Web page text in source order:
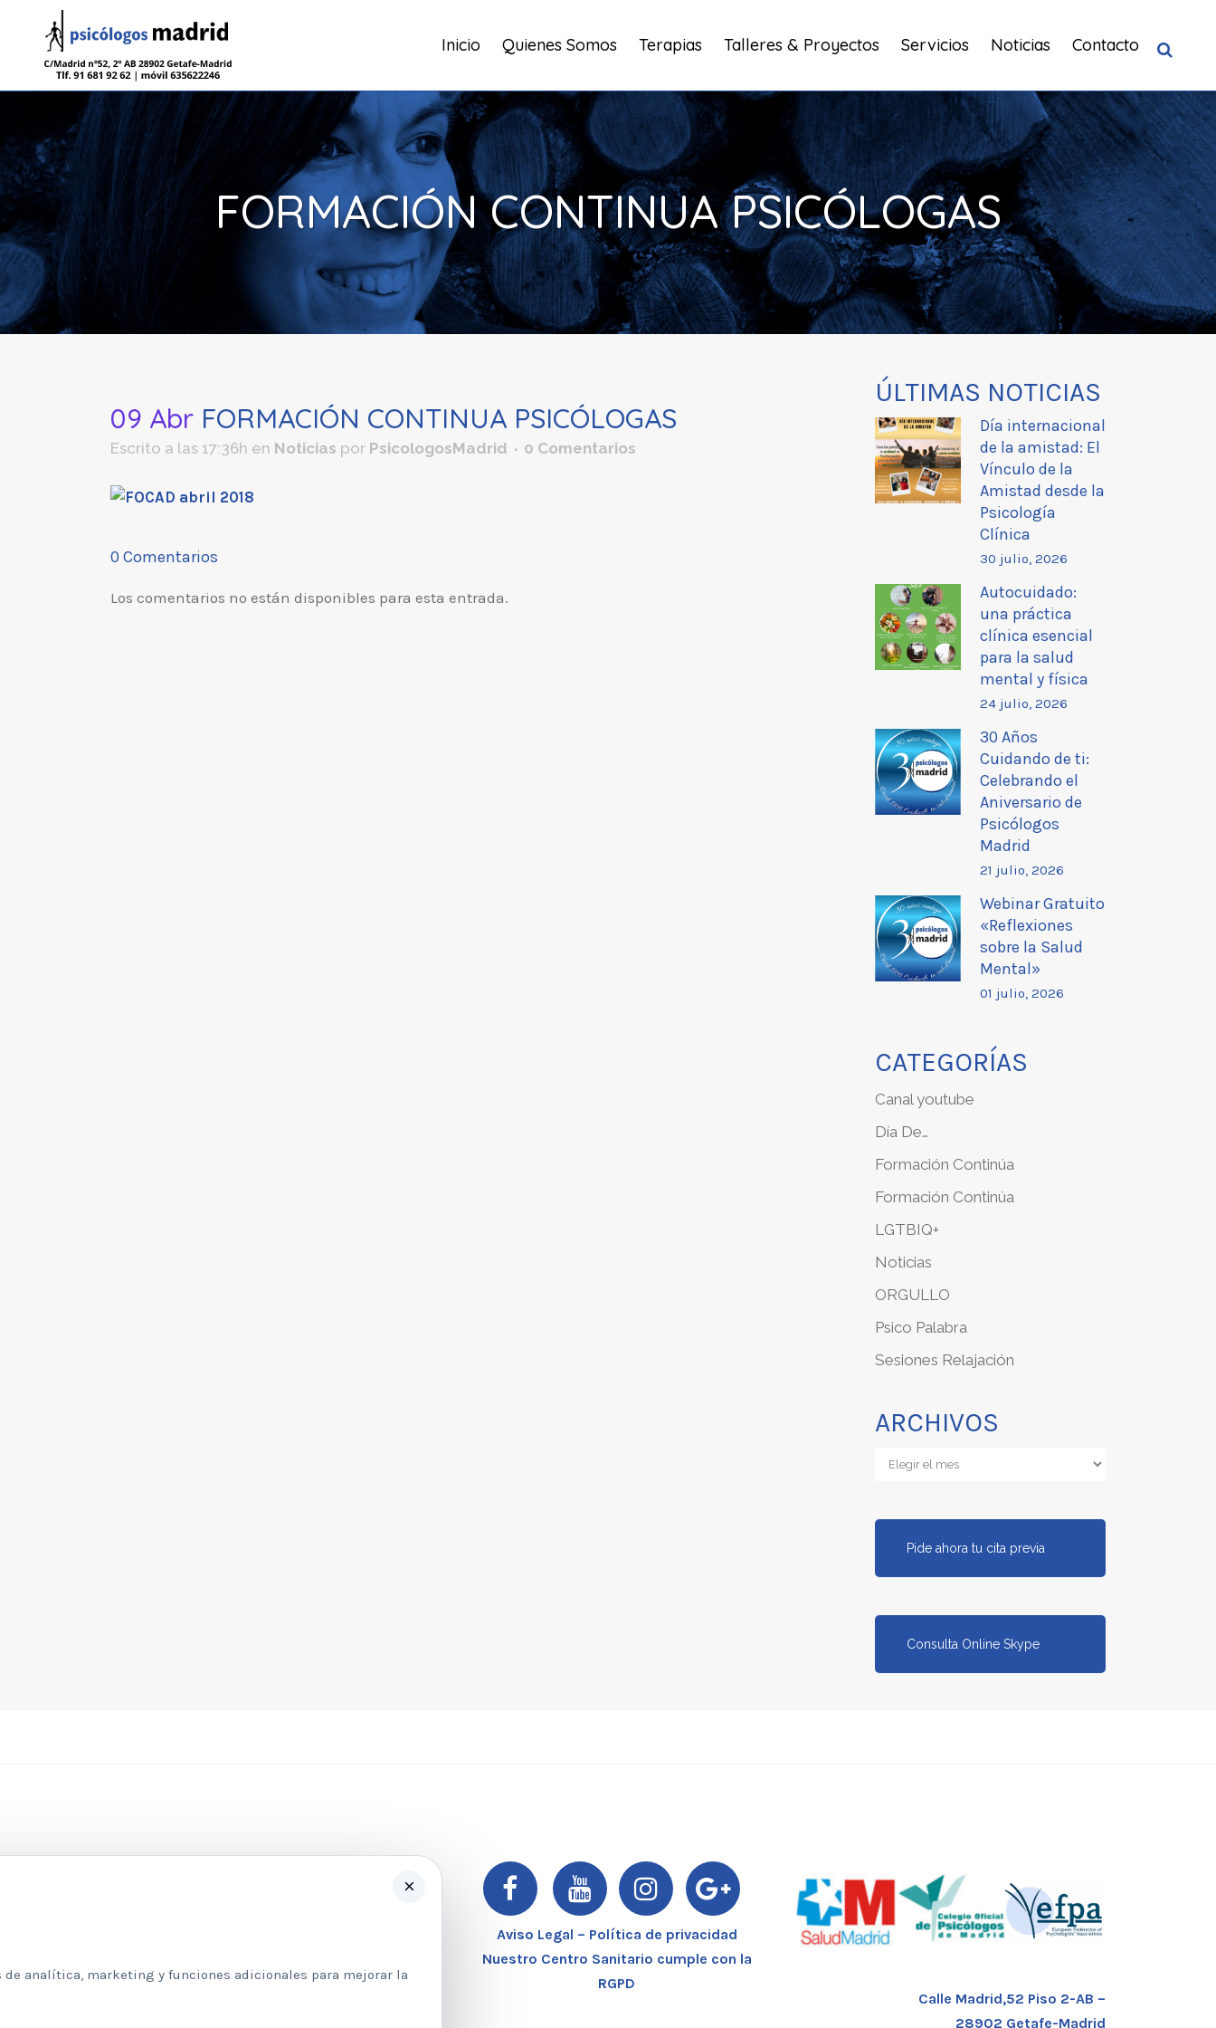
Inicio Quienes Somos Terapias Talleres & Proyectos Servicios Noticias Contacto
FORMACIÓN CONTINUA PSICÓLOGAS
09 Abr FORMACIÓN CONTINUA PSICÓLOGAS
Escrito a las 17:36h en Noticias por PsicologosMadrid 0 Comentarios
0 Comentarios
Los comentarios no están disponibles para esta entrada.
ÚLTIMAS NOTICIAS
Día internacional
de la amistad: El
Vínculo de la
Amistad desde la
Psicología
Clínica
30 julio, 2026
Autocuidado:
una práctica
clínica esencial
para la salud
mental y física
24 julio, 2026
30 Años
Cuidando de ti:
Celebrando el
Aniversario de
Psicólogos
Madrid
21 julio, 2026
Webinar Gratuito
«Reflexiones
sobre la Salud
Mental»
01 julio, 2026
CATEGORÍAS
Canal youtube
Día De…
Formación Continúa
Formación Continúa
LGTBIQ+
Noticias
ORGULLO
Psico Palabra
Sesiones Relajación
ARCHIVOS
Archivos
Pide ahora tu cita previa
Consulta Online Skype
Aviso Legal – Política de privacidad
Nuestro Centro Sanitario cumple con la
RGPD
Calle Madrid,52 Piso 2-AB –
28902 Getafe-Madrid
×
analítica, marketing y funciones adicionales para mejorar la